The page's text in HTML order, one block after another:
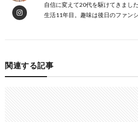
自信に変えて20代を駆けてきまし
生活11年目。趣味は後日のファン
関連する記事